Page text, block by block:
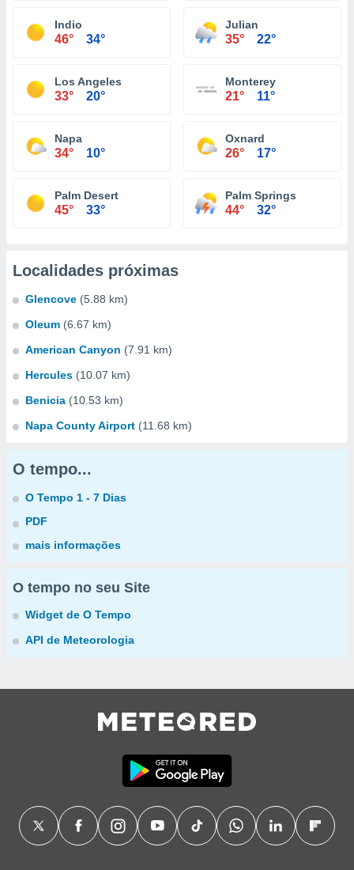
Indio
46° 34°
Julian
35° 22°
Los Angeles
33° 20°
Monterey
21° 11°
Napa
34° 10°
Oxnard
26° 17°
Palm Desert
45° 33°
Palm Springs
44° 32°
Localidades próximas
Glencove (5.88 km)
Oleum (6.67 km)
American Canyon (7.91 km)
Hercules (10.07 km)
Benicia (10.53 km)
Napa County Airport (11.68 km)
O tempo...
O Tempo 1 - 7 Dias
PDF
mais informações
O tempo no seu Site
Widget de O Tempo
API de Meteorologia